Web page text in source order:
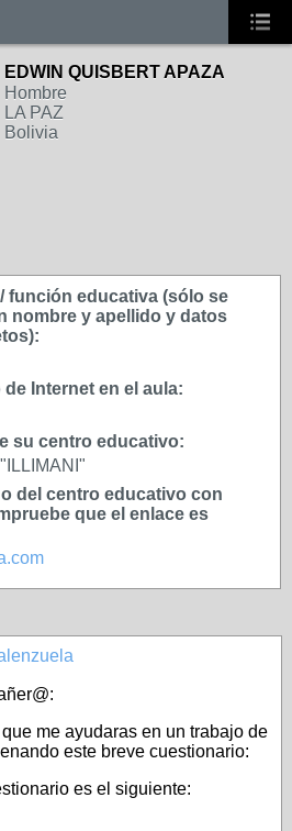
EDWIN QUISBERT APAZA
Hombre
LA PAZ
Bolivia
función educativa (sólo se
nombre y apellido y datos
Internet en el aula:
su centro educativo:
del centro educativo con
que el enlace es
me ayudaras en un trabajo de
este breve cuestionario:
es el siguiente: